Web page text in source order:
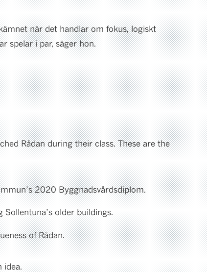
när det handlar om fokus, logiskt
spelar i par, säger hon.
Rådan during their class. These are the
2020 Byggnadsvårdsdiplom.
older buildings.
of Rådan.
idea.